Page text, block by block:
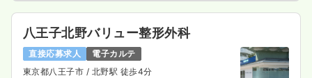
八王子北野バリュー整形外科
直接応募求人
電子カルテ
東京都八王子市 / 北野駅 徒歩4分